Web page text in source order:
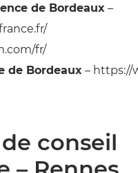
de Bordeaux –
fr/
de Bordeaux – https://
conseil